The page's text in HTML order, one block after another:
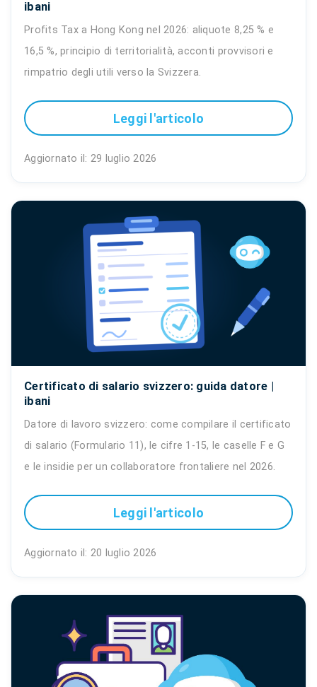
ibani
Profits Tax a Hong Kong nel 2026: aliquote 8,25 % e
16,5 %, principio di territorialità, acconti provvisori e
rimpatrio degli utili verso la Svizzera.
Leggi l'articolo
Aggiornato il: 29 luglio 2026
Certificato di salario svizzero: guida datore |
ibani
Datore di lavoro svizzero: come compilare il certificato
di salario (Formulario 11), le cifre 1-15, le caselle F e G
e le insidie per un collaboratore frontaliere nel 2026.
Leggi l'articolo
Aggiornato il: 20 luglio 2026